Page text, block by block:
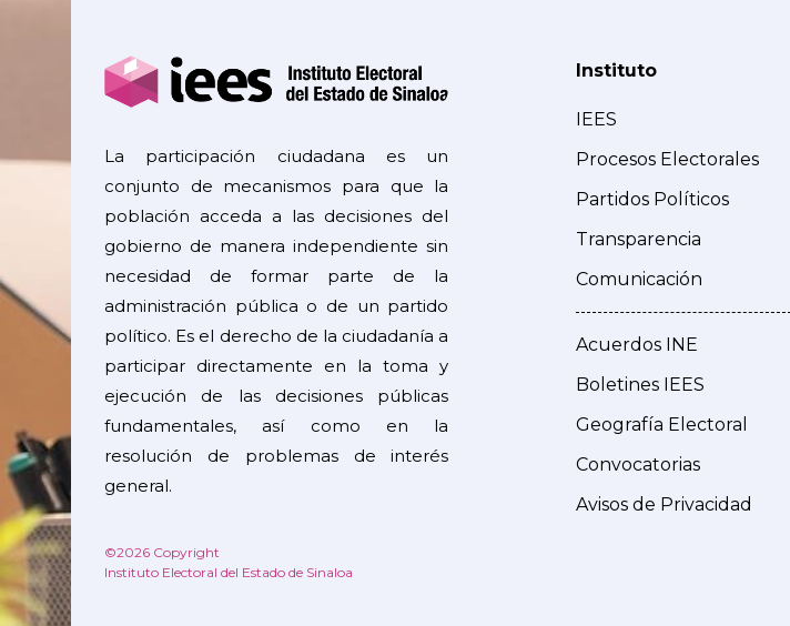
La participación ciudadana es un
conjunto de mecanismos para que la
población acceda a las decisiones del
gobierno de manera independiente sin
necesidad de formar parte de la
administración pública o de un partido
político. Es el derecho de la ciudadanía a
participar directamente en la toma y
ejecución de las decisiones públicas
fundamentales, así como en la
resolución de problemas de interés
general.
©2026 Copyright
Instituto Electoral del Estado de Sinaloa
Instituto
IEES
Procesos Electorales
Partidos Políticos
Transparencia
Comunicación
Acuerdos INE
Boletines IEES
Geografía Electoral
Convocatorias
Avisos de Privacidad